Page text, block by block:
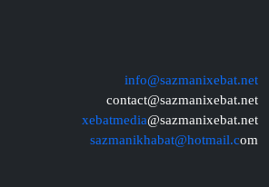
info@sazmanixebat.net
contact@sazmanixebat.net
xebatmedia@sazmanixebat.net
sazmanikhabat@hotmail.com